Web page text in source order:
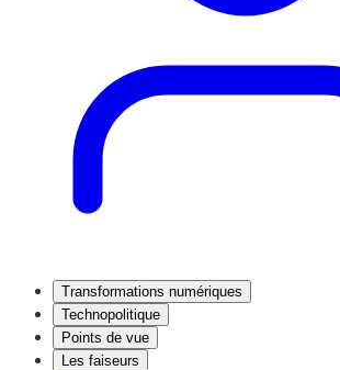
Transformations numériques
Technopolitique
Points de vue
Les faiseurs